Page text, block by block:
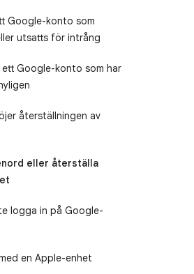
Google-konto som
utsatts för intrång
Google-konto som har
återställningen av
eller återställa
logga in på Google-
en Apple-enhet